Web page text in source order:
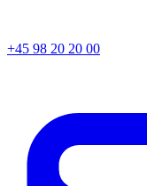
+45 98 20 20 00